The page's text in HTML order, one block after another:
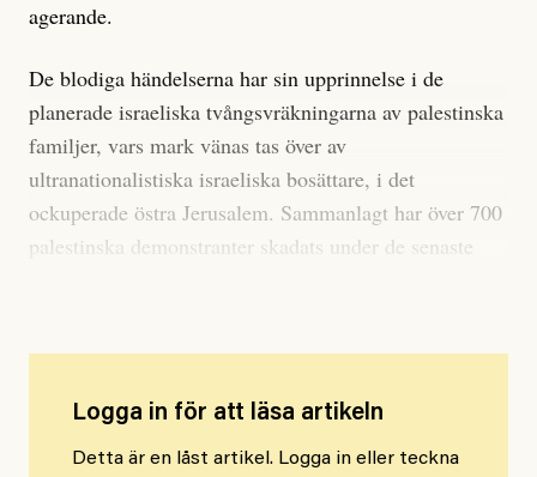
agerande.
De blodiga händelserna har sin upprinnelse i de
planerade israeliska tvångsvräkningarna av palestinska
familjer, vars mark vänas tas över av
ultranationalistiska israeliska bosättare, i det
ockuperade östra Jerusalem. Sammanlagt har över 700
palestinska demonstranter skadats under de senaste
Logga in för att läsa artikeln
Detta är en låst artikel. Logga in eller teckna